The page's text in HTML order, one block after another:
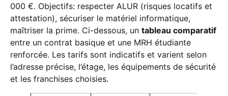
000 €. Objectifs: respecter ALUR (risques locatifs et
attestation), sécuriser le matériel informatique,
maîtriser la prime. Ci-dessous, un tableau comparatif
entre un contrat basique et une MRH étudiante
renforcée. Les tarifs sont indicatifs et varient selon
l’adresse précise, l’étage, les équipements de sécurité
et les franchises choisies.